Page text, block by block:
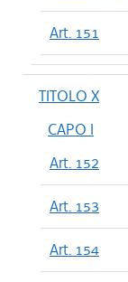
Art. 151
TITOLO X
CAPO I
Art. 152
Art. 153
Art. 154